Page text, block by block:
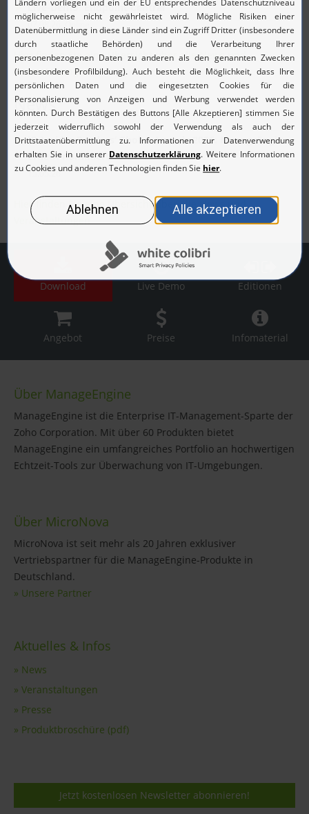
Live-Demo: Endpoint Central
07.08.26, Online
Hier finden Sie eine Übersicht über alle News und
Veranstaltungen
News
IP-Insider Readers’ Choice Awards 2026: ManageEngine
erneut nominiert
15.05.26
Hier finden Sie eine Übersicht über alle News und
Veranstaltungen
Download Live Demo Editionen
Angebot Preise Infomaterial
Über ManageEngine
ManageEngine ist die Enterprise IT-Management-Sparte der
Zoho Corporation. Mit über 60 Produkten bietet
ManageEngine ein umfangreiches Portfolio an hochwertigen
Echtzeit-Tools zur Überwachung von IT-Umgebungen.
Über MicroNova
MicroNova ist seit mehr als 20 Jahren exklusiver
Vertriebspartner für die ManageEngine-Produkte in
Deutschland.
» Unsere Partner
Aktuelles & Infos
» News
» Veranstaltungen
» Presse
» Produktbroschüre (pdf)
Jetzt kostenlosen Newsletter abonnieren!